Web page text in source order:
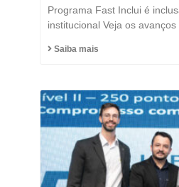
Programa Fast Inclui é
institucional Veja os
Saiba mais